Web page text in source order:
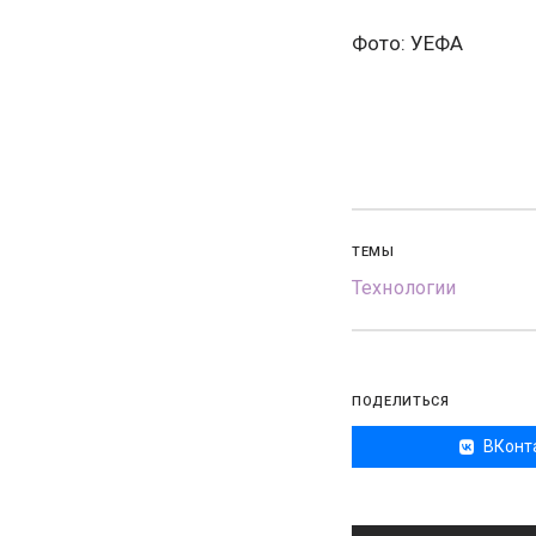
Фото: УЕФА
ТЕМЫ
Технологии
ПОДЕЛИТЬСЯ